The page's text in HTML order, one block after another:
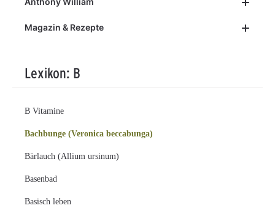
Magazin & Rezepte
Lexikon: B
B Vitamine
Bachbunge (Veronica beccabunga)
Bärlauch (Allium ursinum)
Basenbad
Basisch leben